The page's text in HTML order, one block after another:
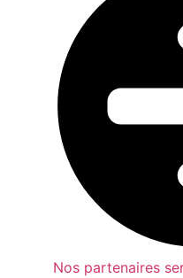
Nos partenaires